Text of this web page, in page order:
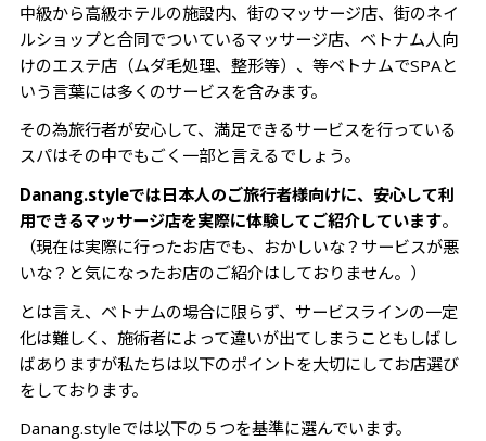
中級から高級ホテルの施設内、街のマッサージ店、街のネイ
ルショップと合同でついているマッサージ店、ベトナム人向
けのエステ店（ムダ毛処理、整形等）、等ベトナムでSPAと
いう言葉には多くのサービスを含みます。
その為旅行者が安心して、満足できるサービスを行っている
スパはその中でもごく一部と言えるでしょう。
Danang.styleでは日本人のご旅行者様向けに、安心して利
用できるマッサージ店を実際に体験してご紹介しています。
（現在は実際に行ったお店でも、おかしいな？サービスが悪
いな？と気になったお店のご紹介はしておりません。）
とは言え、ベトナムの場合に限らず、サービスラインの一定
化は難しく、施術者によって違いが出てしまうこともしばし
ばありますが私たちは以下のポイントを大切にしてお店選び
をしております。
Danang.styleでは以下の５つを基準に選んでいます。